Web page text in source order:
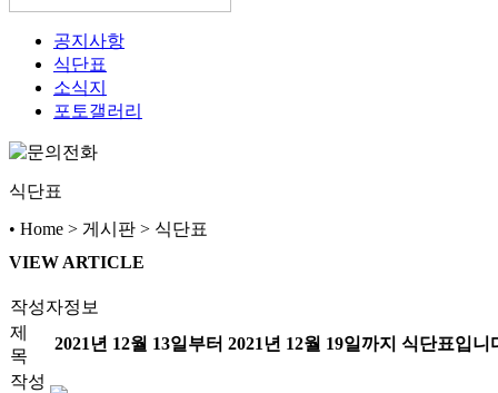
공지사항
식단표
소식지
포토갤러리
식단표
• Home > 게시판 > 식단표
VIEW ARTICLE
작성자정보
제
목
2021년 12월 13일부터 2021년 12월 19일까지 식단표입니
작성